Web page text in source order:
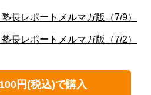
長レポートメルマガ版（7/9）
長レポートメルマガ版（7/2）
円(税込)で購入